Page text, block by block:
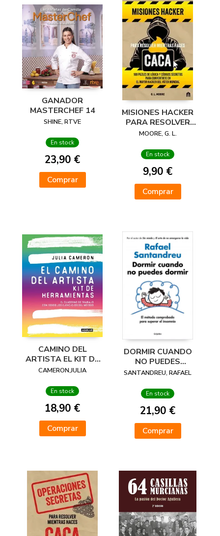
GANADOR
MASTERCHEF 14
SHINE, RTVE
En stock
23,90 €
Comprar
MISIONES HACKER
PARA RESOLVER
MIENTRAS HACES
MOORE, G. L.
En stock
9,90 €
Comprar
CAMINO DEL
ARTISTA EL KIT DE
HERRAMIENTAS
CAMERON,JULIA
En stock
18,90 €
Comprar
DORMIR CUANDO
NO PUEDES
DORMIR
SANTANDREU, RAFAEL
En stock
21,90 €
Comprar